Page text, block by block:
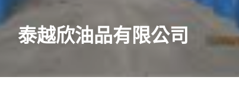
泰越欣油品有限公司